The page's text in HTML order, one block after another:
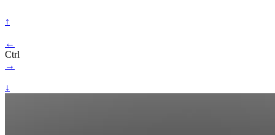
↑
←
Ctrl
→
↓